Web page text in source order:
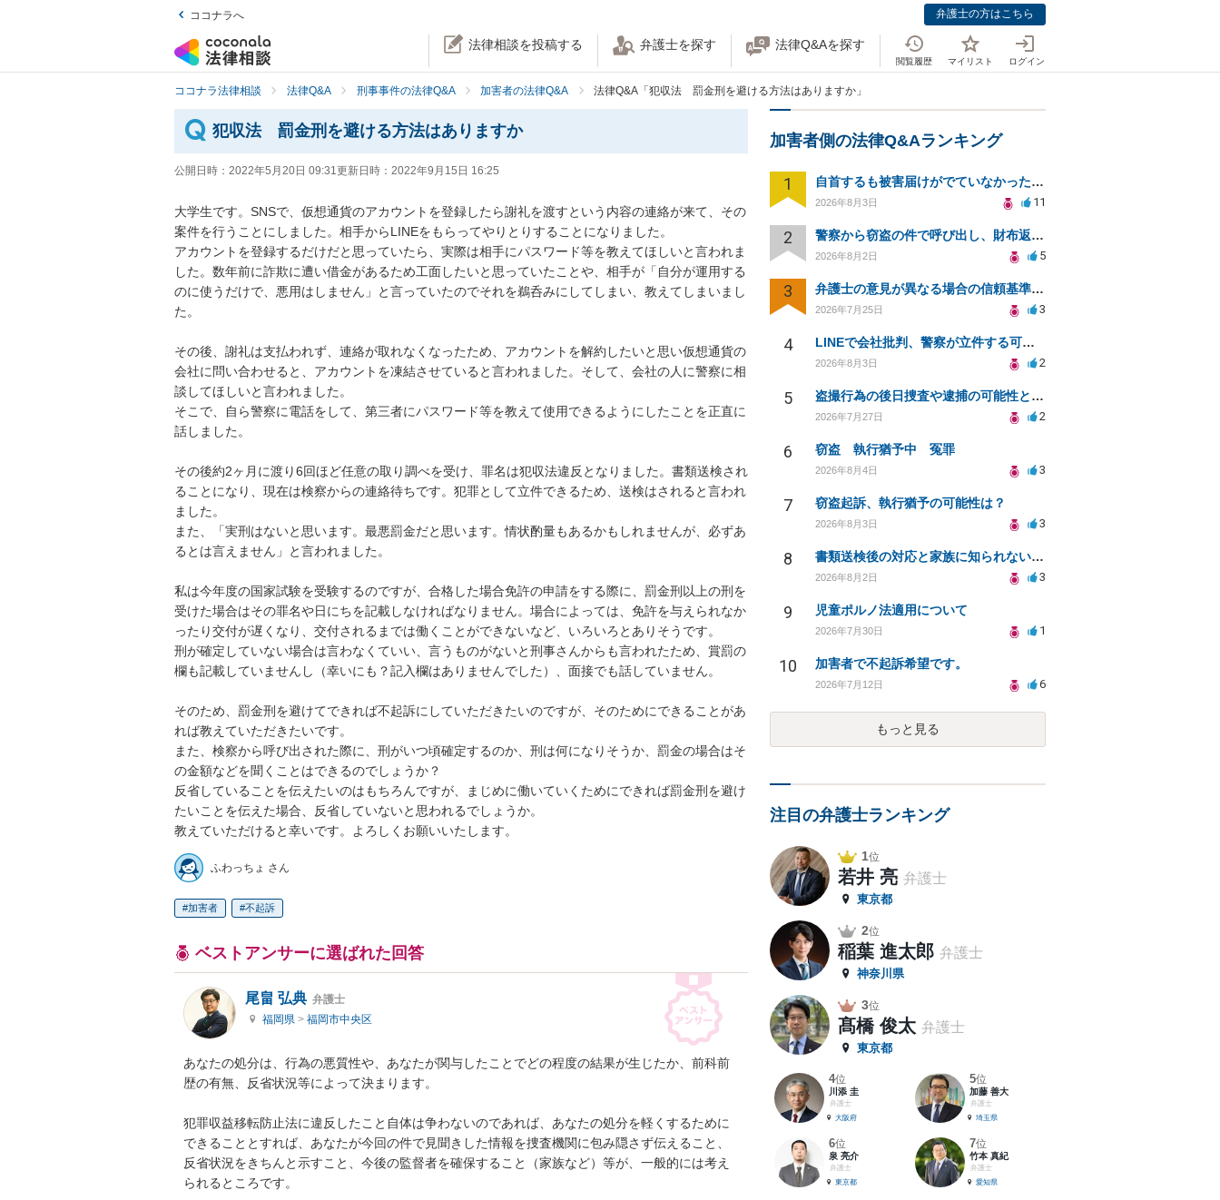
ココナラへ 弁護士の方はこちら
法律相談を投稿する 弁護士を探す 法律Q&Aを探す
閲覧履歴 マイリスト ログイン
ココナラ法律相談 法律Q&A 刑事事件の法律Q&A 加害者の法律Q&A 法律Q&A「犯収法 罰金刑を避ける方法はありますか」
犯収法 罰金刑を避ける方法はありますか
公開日時： 2022年5月20日 09:31更新日時： 2022年9月15日 16:25
大学生です。SNSで、仮想通貨のアカウントを登録したら謝礼を渡すという内容の連絡が来て、その
案件を行うことにしました。相手からLINEをもらってやりとりすることになりました。
アカウントを登録するだけだと思っていたら、実際は相手にパスワード等を教えてほしいと言われま
した。数年前に詐欺に遭い借金があるため工面したいと思っていたことや、相手が「自分が運用する
のに使うだけで、悪用はしません」と言っていたのでそれを鵜呑みにしてしまい、教えてしまいまし
た。
その後、謝礼は支払われず、連絡が取れなくなったため、アカウントを解約したいと思い仮想通貨の
会社に問い合わせると、アカウントを凍結させていると言われました。そして、会社の人に警察に相
談してほしいと言われました。
そこで、自ら警察に電話をして、第三者にパスワード等を教えて使用できるようにしたことを正直に
話しました。
その後約2ヶ月に渡り6回ほど任意の取り調べを受け、罪名は犯収法違反となりました。書類送検され
ることになり、現在は検察からの連絡待ちです。犯罪として立件できるため、送検はされると言われ
ました。
また、「実刑はないと思います。最悪罰金だと思います。情状酌量もあるかもしれませんが、必ずあ
るとは言えません」と言われました。
私は今年度の国家試験を受験するのですが、合格した場合免許の申請をする際に、罰金刑以上の刑を
受けた場合はその罪名や日にちを記載しなければなりません。場合によっては、免許を与えられなか
ったり交付が遅くなり、交付されるまでは働くことができないなど、いろいろとありそうです。
刑が確定していない場合は言わなくていい、言うものがないと刑事さんからも言われたため、賞罰の
欄も記載していませんし（幸いにも？記入欄はありませんでした）、面接でも話していません。
そのため、罰金刑を避けてできれば不起訴にしていただきたいのですが、そのためにできることがあ
れば教えていただきたいです。
また、検察から呼び出された際に、刑がいつ頃確定するのか、刑は何になりそうか、罰金の場合はそ
の金額などを聞くことはできるのでしょうか？
反省していることを伝えたいのはもちろんですが、まじめに働いていくためにできれば罰金刑を避け
たいことを伝えた場合、反省していないと思われるでしょうか。
教えていただけると幸いです。よろしくお願いいたします。
ふわっちょ さん
加害者 不起訴
ベストアンサーに選ばれた回答
尾畠 弘典 弁護士
福岡県 > 福岡市中央区
あなたの処分は、行為の悪質性や、あなたが関与したことでどの程度の結果が生じたか、前科前
歴の有無、反省状況等によって決まります。
犯罪収益移転防止法に違反したこと自体は争わないのであれば、あなたの処分を軽くするために
できることとすれば、あなたが今回の件で見聞きした情報を捜査機関に包み隠さず伝えること、
反省状況をきちんと示すこと、今後の監督者を確保すること（家族など）等が、一般的には考え
られるところです。
加害者側の法律Q&Aランキング
1 自首するも被害届けがでていなかった場合
2026年8月3日 11
2 警察から窃盗の件で呼び出し、財布返却で自首すべきか？
2026年8月2日 5
3 弁護士の意見が異なる場合の信頼基準について教えてください
2026年7月25日 3
4 LINEで会社批判、警察が立件する可能性は？
2026年8月3日 2
5 盗撮行為の後日捜査や逮捕の可能性と初動対応について
2026年7月27日 2
6 窃盗 執行猶予中 冤罪
2026年8月4日 3
7 窃盗起訴、執行猶予の可能性は？
2026年8月3日 3
8 書類送検後の対応と家族に知られないための手続きについて相談
2026年8月2日 3
9 児童ポルノ法適用について
2026年7月30日 1
10 加害者で不起訴希望です。
2026年7月12日 6
もっと見る
注目の弁護士ランキング
1位
若井 亮 弁護士
東京都
2位
稲葉 進太郎 弁護士
神奈川県
3位
髙橋 俊太 弁護士
東京都
4位
川添 圭
弁護士
大阪府
5位
加藤 善大
弁護士
埼玉県
6位
泉 亮介
弁護士
東京都
7位
竹本 真紀
弁護士
愛知県